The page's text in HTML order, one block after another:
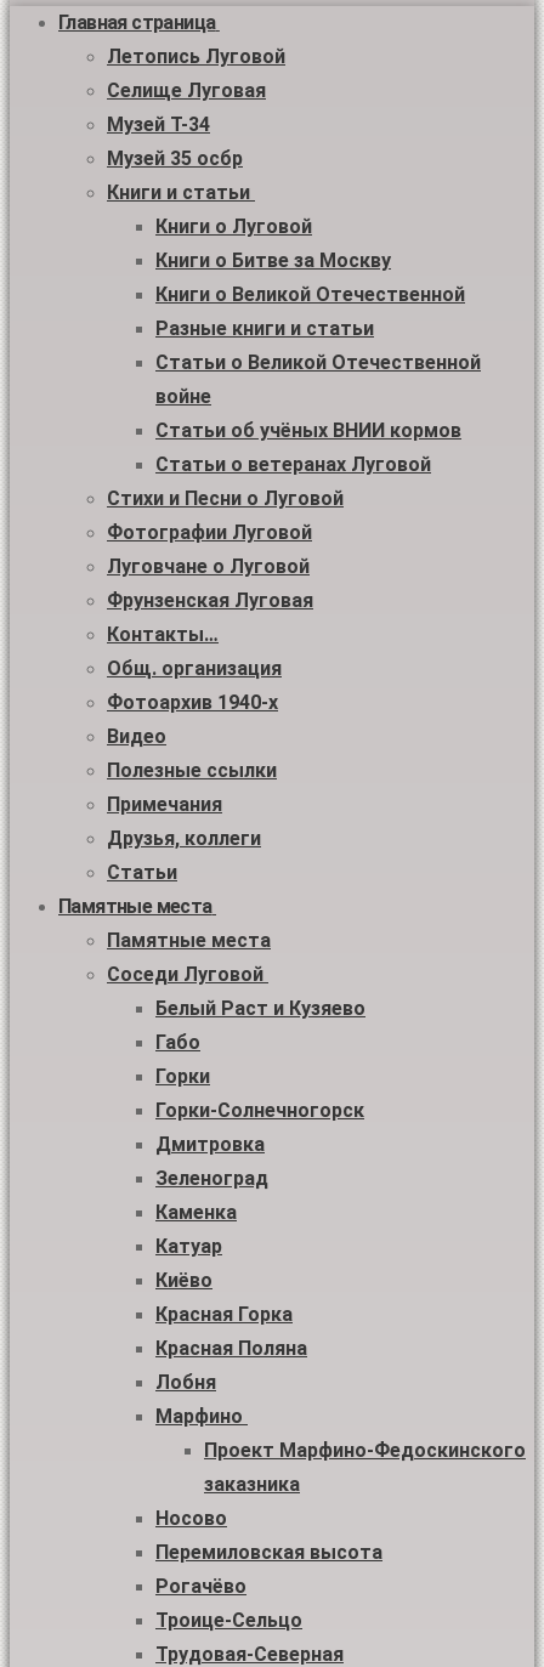
Главная страница
Летопись Луговой
Селище Луговая
Музей Т-34
Музей 35 осбр
Книги и статьи
Книги о Луговой
Книги о Битве за Москву
Книги о Великой Отечественной
Разные книги и статьи
Статьи о Великой Отечественной
войне
Статьи об учёных ВНИИ кормов
Статьи о ветеранах Луговой
Стихи и Песни о Луговой
Фотографии Луговой
Луговчане о Луговой
Фрунзенская Луговая
Контакты…
Общ. организация
Фотоархив 1940-х
Видео
Полезные ссылки
Примечания
Друзья, коллеги
Статьи
Памятные места
Памятные места
Соседи Луговой
Белый Раст и Кузяево
Габо
Горки
Горки-Солнечногорск
Дмитровка
Зеленоград
Каменка
Катуар
Киёво
Красная Горка
Красная Поляна
Лобня
Марфино
Проект Марфино-Федоскинского
заказника
Носово
Перемиловская высота
Рогачёво
Троице-Сельцо
Трудовая-Северная